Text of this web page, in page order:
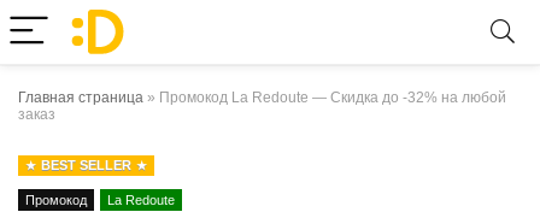
Главная страница » Промокод La Redoute — Скидка до -32% на любой
заказ
BEST SELLER
Промокод La Redoute